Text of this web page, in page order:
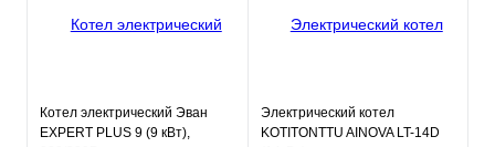
Котел электрический Эван
EXPERT PLUS 9 (9 кВт),
Электрический котел
KOTITONTTU AINOVA LT-14D